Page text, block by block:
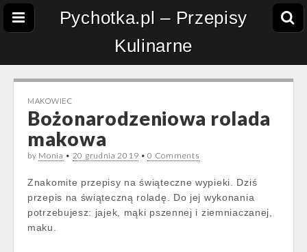
Pychotka.pl – Przepisy
Kulinarne
MAKOWIEC
Bożonarodzeniowa rolada
makowa
by Monia • 20 grudnia 2019 •0 Comments
Znakomite przepisy na świąteczne wypieki. Dziś
przepis na świąteczną roladę. Do jej wykonania
potrzebujesz: jajek, mąki pszennej i ziemniaczanej,
maku.